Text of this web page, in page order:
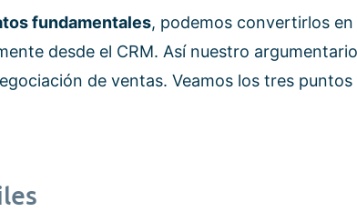
fundamentales, podemos convertirlos en
desde el CRM. Así nuestro argumentario
de ventas. Veamos los tres puntos